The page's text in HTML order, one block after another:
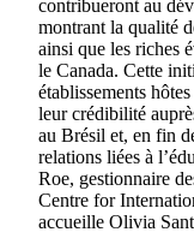
contribueront au
montrant la qualité
ainsi que les riches
le Canada. Cette
établissements
leur crédibilité
au Brésil et, en fin
relations liées à
Roe, gestionnaire
Centre for
accueille Olivia